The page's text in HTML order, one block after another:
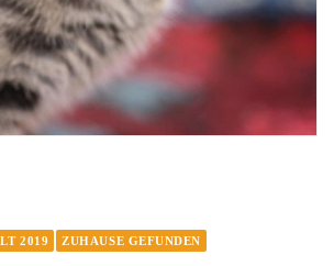
2019 ZUHAUSE GEFUNDEN